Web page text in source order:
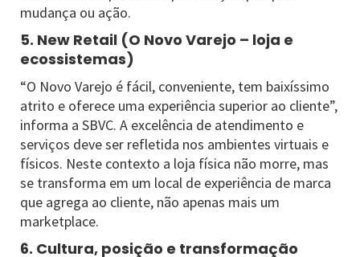
mudança ou ação.
5. New Retail (O Novo Varejo – loja e
ecossistemas)
“O Novo Varejo é fácil, conveniente, tem baixíssimo
atrito e oferece uma experiência superior ao cliente”,
informa a SBVC. A excelência de atendimento e
serviços deve ser refletida nos ambientes virtuais e
físicos. Neste contexto a loja física não morre, mas
se transforma em um local de experiência de marca
que agrega ao cliente, não apenas mais um
marketplace.
6. Cultura, posição e transformação